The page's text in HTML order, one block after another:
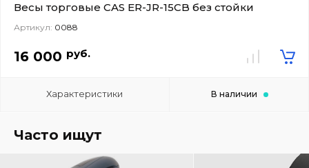
Весы торговые CAS ER-JR-15CB без стойки
Артикул: 0088
16 000 руб.
Характеристики В наличии
Часто ищут